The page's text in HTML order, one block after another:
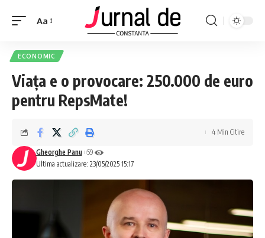
Aa
ECONOMIC
Viața e o provocare: 250.000 de euro
pentru RepsMate!
Ultima actualizare: 23/05/2025 15:17
Gheorghe Panu 59
4 Min Citire